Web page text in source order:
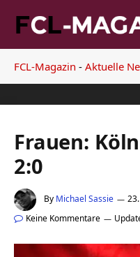
FCL-Magazin - Aktuelle
Frauen:
2:0
By Michael Sassie
Keine Kommentare